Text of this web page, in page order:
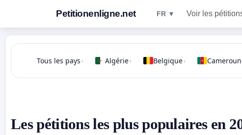
Petitionenligne.net FR ▼ Voir les
Tous les pays › Algérie› Belgique› Cameroun
Les pétitions les plus populaires en